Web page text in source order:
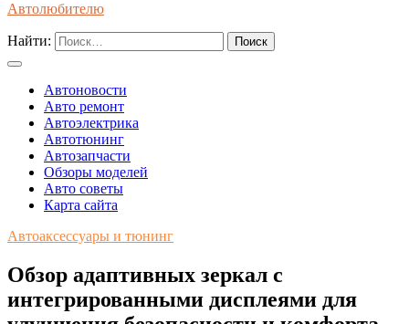
Автолюбителю
Найти:
Автоновости
Авто ремонт
Автоэлектрика
Автотюнинг
Автозапчасти
Обзоры моделей
Авто советы
Карта сайта
Автоаксессуары и тюнинг
Обзор адаптивных зеркал с
интегрированными дисплеями для